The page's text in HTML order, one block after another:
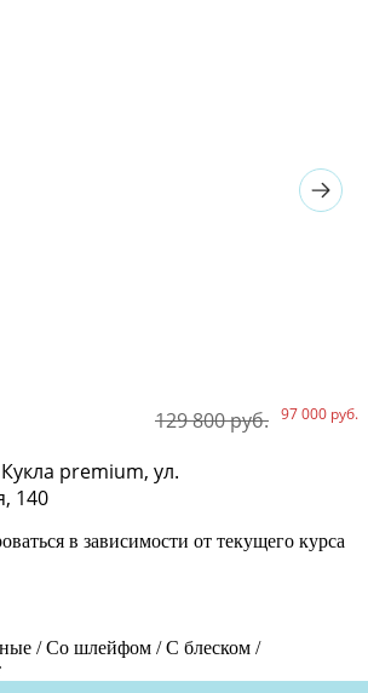
97 000 руб.
129 800 руб.
premium, ул.
140
в зависимости от текущего курса
/ Со шлейфом / С блеском /